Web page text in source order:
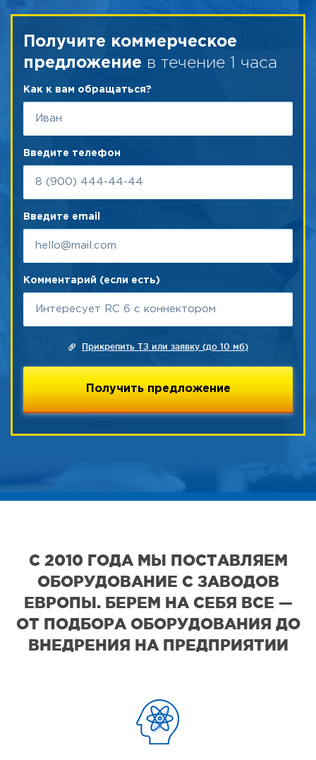
Получите коммерческое
предложение в течение 1 часа
Как к вам обращаться?
Введите телефон
Введите email
Комментарий (если есть)
Прикрепить ТЗ или заявку (до 10 мб)
С 2010 ГОДА МЫ ПОСТАВЛЯЕМ
ОБОРУДОВАНИЕ С ЗАВОДОВ
ЕВРОПЫ. БЕРЕМ НА СЕБЯ ВСЕ —
ОТ ПОДБОРА ОБОРУДОВАНИЯ ДО
ВНЕДРЕНИЯ НА ПРЕДПРИЯТИИ